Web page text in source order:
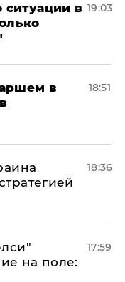
в 19:03
в
18:51
18:36
на поле:
17:59